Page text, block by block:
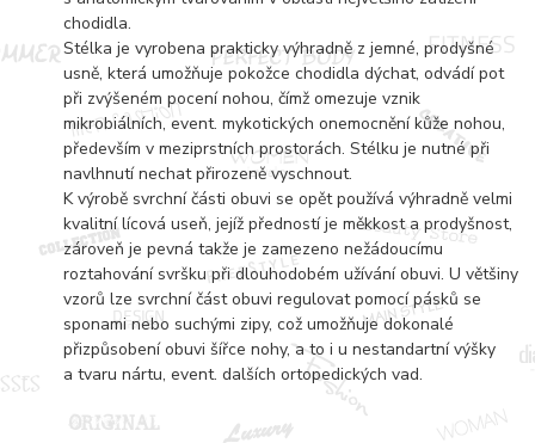
chodidla.
Stélka je vyrobena prakticky výhradně z jemné, prodyšné
usně, která umožňuje pokožce chodidla dýchat, odvádí pot
při zvýšeném pocení nohou, čímž omezuje vznik
mikrobiálních, event. mykotických onemocnění kůže nohou,
především v meziprstních prostorách. Stélku je nutné při
navlhnutí nechat přirozeně vyschnout.
K výrobě svrchní části obuvi se opět používá výhradně velmi
kvalitní lícová useň, jejíž předností je měkkost a prodyšnost,
zároveň je pevná takže je zamezeno nežádoucímu
roztahování svršku při dlouhodobém užívání obuvi. U většiny
vzorů lze svrchní část obuvi regulovat pomocí pásků se
sponami nebo suchými zipy, což umožňuje dokonalé
přizpůsobení obuvi šířce nohy, a to i u nestandartní výšky
a tvaru nártu, event. dalších ortopedických vad.